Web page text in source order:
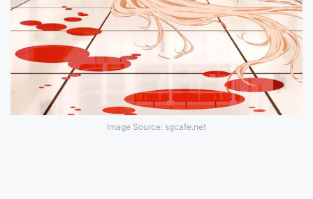
Image Source: sgcafe.net